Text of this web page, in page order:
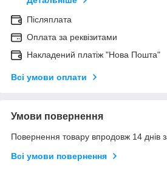
Післяплата
Оплата за реквізитами
Накладений платіж "Нова Пошта"
Всі умови оплати
Умови повернення
Повернення товару впродовж 14 днів
Всі умови повернення